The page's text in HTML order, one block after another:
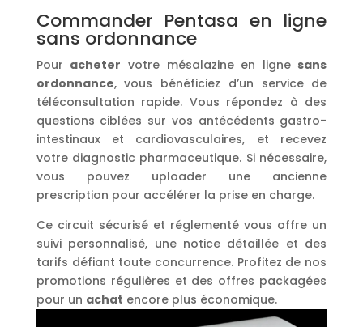
Commander Pentasa en ligne
sans ordonnance
Pour acheter votre mésalazine en ligne sans
ordonnance, vous bénéficiez d’un service de
téléconsultation rapide. Vous répondez à des
questions ciblées sur vos antécédents gastro-
intestinaux et cardiovasculaires, et recevez
votre diagnostic pharmaceutique. Si nécessaire,
vous pouvez uploader une ancienne
prescription pour accélérer la prise en charge.
Ce circuit sécurisé et réglementé vous offre un
suivi personnalisé, une notice détaillée et des
tarifs défiant toute concurrence. Profitez de nos
promotions régulières et des offres packagées
pour un achat encore plus économique.